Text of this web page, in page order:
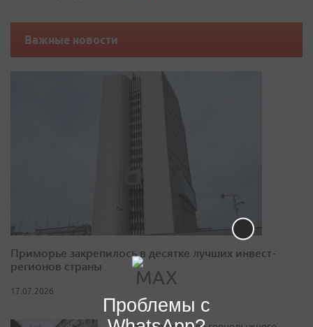
Важные новости
Приморье закрепилось в десятке лучших инвест-
регионов страны
17.07.2026
Проблемы с